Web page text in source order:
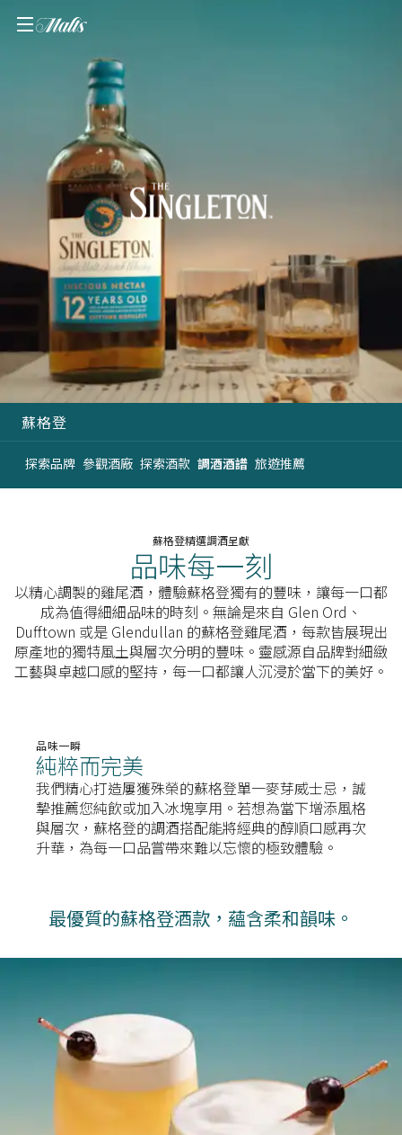
蘇格登
探索品牌 參觀酒廠 探索酒款 調酒酒譜​ 旅遊推薦
蘇格登精選調酒呈獻
品味每一刻​
以精心調製的雞尾酒，體驗蘇格登獨有的豐味，讓每一口都
成為值得細細品味的時刻。無論是來自 Glen Ord、
Dufftown 或是 Glendullan 的蘇格登雞尾酒，每款皆展現出
原產地的獨特風土與層次分明的豐味。​ 靈感源自品牌對細緻
工藝與卓越口感的堅持，每一口都讓人沉浸於當下的美好。​
品味一瞬​​
純粹而完美​
我們精心打造屢獲殊榮的蘇格登單一麥芽威士忌，誠
摯推薦您純飲或加入冰塊享用。若想為當下增添風格
與層次，蘇格登的調酒搭配能將經典的醇順口感再次
升華，為每一口品嘗帶來難以忘懷的極致體驗。
最優質的蘇格登酒款，蘊含柔和韻味。​